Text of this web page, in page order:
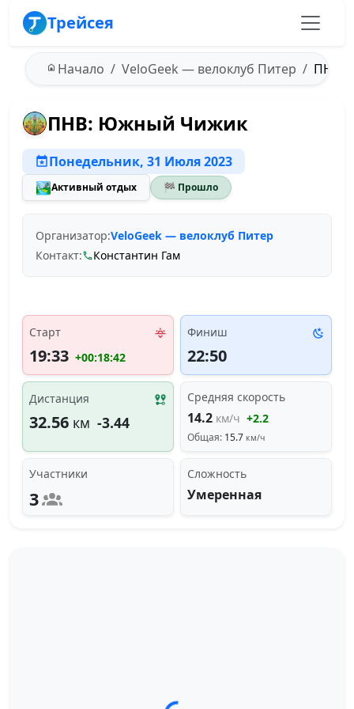
Трейсея
Начало VeloGeek — велоклуб Питер ПНВ:
ПНВ: Южный Чижик
Понедельник, 31 Июля 2023
🏞️Активный отдых 🏁 Прошло
Организатор:VeloGeek — велоклуб Питер
Контакт:
Константин Гам
Старт
19:33 +00:18:42
Финиш
22:50
Дистанция
32.56 км -3.44
Средняя скорость
14.2 км/ч +2.2
Общая: 15.7 км/ч
Участники
3
Сложность
Умеренная